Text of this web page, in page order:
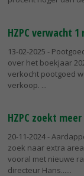
HZPC verwacht
13-02-2025 -
over het boekjaar
verkocht pootgoed
verkoop.
HZPC zoekt
20-11-2024-
zoek naar extra
vooral met nieuwe
directeur Hans...